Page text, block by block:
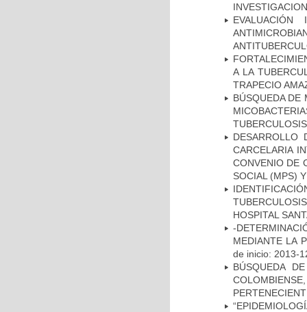
A LA
TRAPECIO
BÚSQUEDA DE
CARCELARIA
CONVENIO DE
SOCIAL (MPS)
HOSPITAL
-
MEDIANTE LA
de inicio: 2013-
BÚSQUEDA